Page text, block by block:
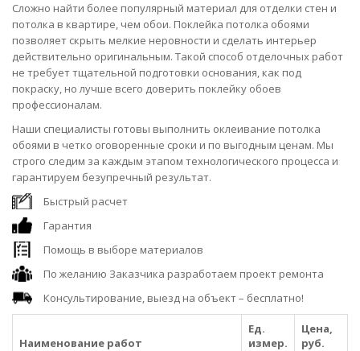
Сложно найти более популярный материал для отделки стен и
потолка в квартире, чем обои. Поклейка потолка обоями
позволяет скрыть мелкие неровности и сделать интерьер
действительно оригинальным. Такой способ отделочных работ
не требует тщательной подготовки основания, как под
покраску, но лучше всего доверить поклейку обоев
профессионалам.
Наши специалисты готовы выполнить оклеивание потолка
обоями в четко оговоренные сроки и по выгодным ценам. Мы
строго следим за каждым этапом технологического процесса и
гарантируем безупречный результат.
Быстрый расчет
Гарантия
Помощь в выборе материалов
По желанию Заказчика разработаем проект ремонта
Консультирование, выезд на объект – бесплатно!
Наименование работ
Ед.
измер.
Цена,
руб.